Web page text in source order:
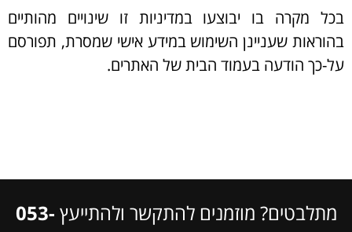
בכל מקרה בו יבוצעו במדיניות זו שינויים מהותיים
בהוראות שעניינן השימוש במידע אישי שמסרת, תפורסם
על-כך הודעה בעמוד הבית של האתרים.
מתלבטים? מוזמנים להתקשר ולהתייעץ 053-